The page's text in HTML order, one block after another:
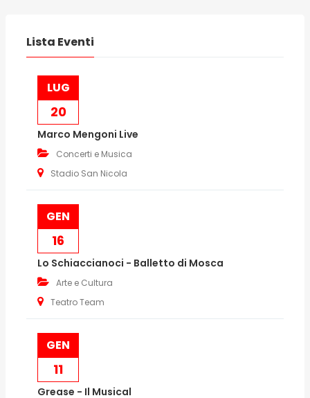
Lista Eventi
LUG
20
Marco Mengoni Live
Concerti e Musica
Stadio San Nicola
GEN
16
Lo Schiaccianoci - Balletto di Mosca
Arte e Cultura
Teatro Team
GEN
11
Grease - Il Musical